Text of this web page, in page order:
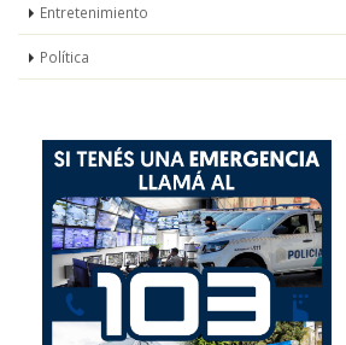
Entretenimiento
Política